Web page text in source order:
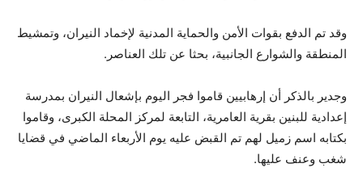
وقد تم الدفع بقوات الأمن والحماية المدنية لإخماد النيران، وتمشيط
المنطقة والشوارع الجانبية، بحثا عن تلك العناصر.
وجدير بالذكر أن إرهابيين قاموا فجر اليوم بإشعال النيران بمدرسة
إعدادية للبنين بقرية العامرية، التابعة لمركز المحلة الكبرى، وقاموا
بكتابه اسم زميل لهم تم القبض عليه يوم الأربعاء الماضي في قضايا
شغب وعنف عليها.